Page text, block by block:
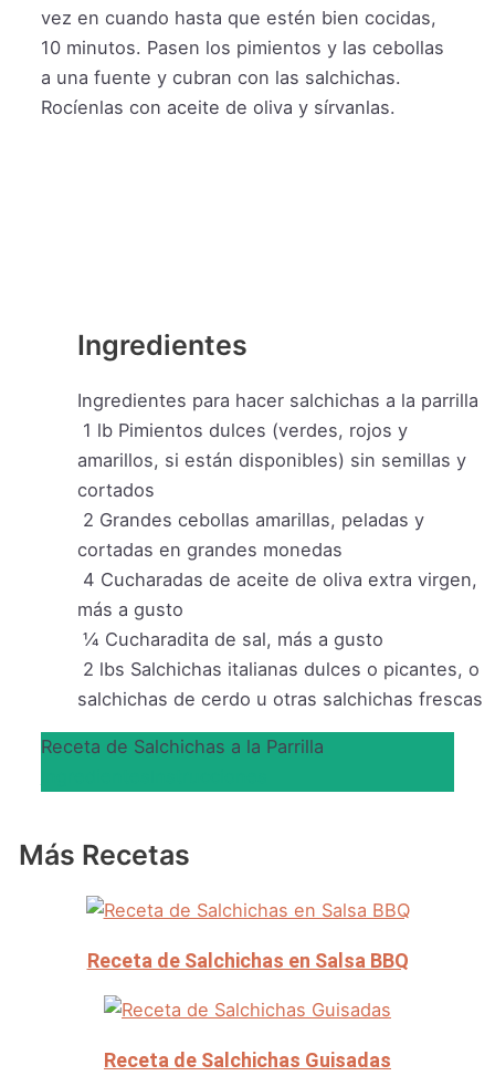
vez en cuando hasta que estén bien cocidas,
10 minutos. Pasen los pimientos y las cebollas
a una fuente y cubran con las salchichas.
Rocíenlas con aceite de oliva y sírvanlas.
Ingredientes
Ingredientes para hacer salchichas a la parrilla
1 lb Pimientos dulces (verdes, rojos y
amarillos, si están disponibles) sin semillas y
cortados
2 Grandes cebollas amarillas, peladas y
cortadas en grandes monedas
4 Cucharadas de aceite de oliva extra virgen,
más a gusto
¼ Cucharadita de sal, más a gusto
2 lbs Salchichas italianas dulces o picantes, o
salchichas de cerdo u otras salchichas frescas
Receta de Salchichas a la Parrilla
Más Recetas
Receta de Salchichas en Salsa BBQ
Receta de Salchichas Guisadas